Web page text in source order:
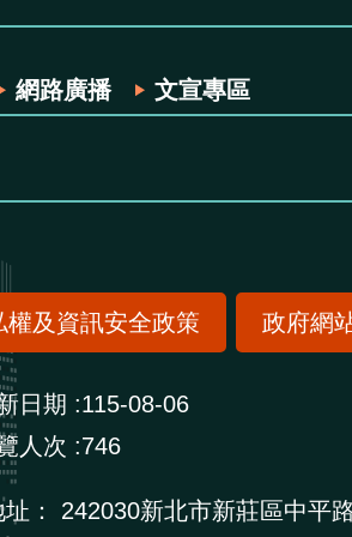
網路廣播 文宣專區
權及資訊安全政策 政府網
日期
115-08-06
人次
746
： 242030新北市新莊區中平